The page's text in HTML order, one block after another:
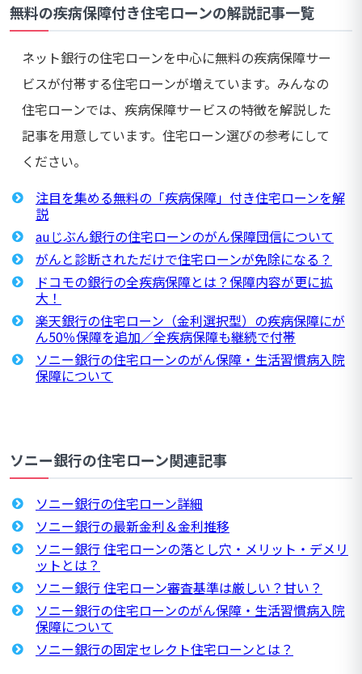
無料の疾病保障付き住宅ローンの解説記事一覧
ネット銀行の住宅ローンを中心に無料の疾病保障サー
ビスが付帯する住宅ローンが増えています。みんなの
住宅ローンでは、疾病保障サービスの特徴を解説した
記事を用意しています。住宅ローン選びの参考にして
ください。
注目を集める無料の「疾病保障」付き住宅ローンを解
説
auじぶん銀行の住宅ローンのがん保障団信について
がんと診断されただけで住宅ローンが免除になる？
ドコモの銀行の全疾病保障とは？保障内容が更に拡
大！
楽天銀行の住宅ローン（金利選択型）の疾病保障にが
ん50％保障を追加／全疾病保障も継続で付帯
ソニー銀行の住宅ローンのがん保障・生活習慣病入院
保障について
ソニー銀行の住宅ローン関連記事
ソニー銀行の住宅ローン詳細
ソニー銀行の最新金利＆金利推移
ソニー銀行 住宅ローンの落とし穴・メリット・デメリ
ットとは？
ソニー銀行 住宅ローン審査基準は厳しい？甘い？
ソニー銀行の住宅ローンのがん保障・生活習慣病入院
保障について
ソニー銀行の固定セレクト住宅ローンとは？